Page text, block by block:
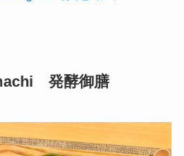
発酵御膳